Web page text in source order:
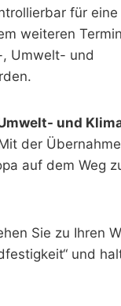
für
weiteren
Umwelt- und
und
der
auf dem Weg
Sie zu Ihren
und